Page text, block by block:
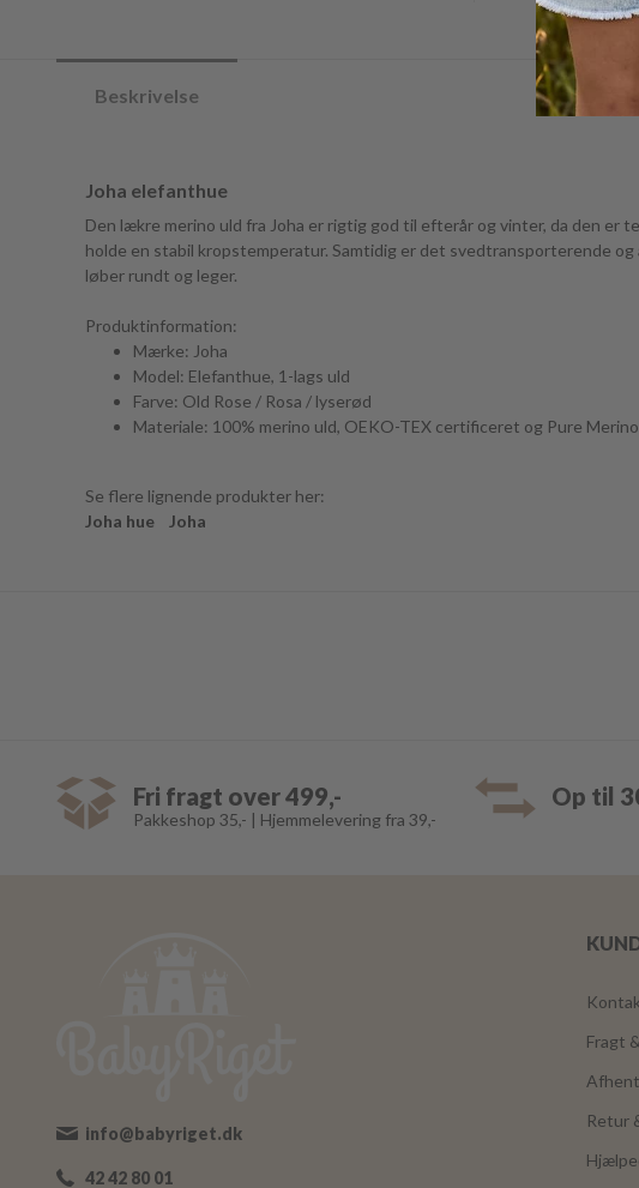
Beskrivelse
Joha elefanthue
Den lækre merino uld fra Joha er rigtig god til efterår og vinter, da den
holde en stabil kropstemperatur. Samtidig er det svedtransporterende
løber rundt og leger.
Produktinformation:
Mærke: Joha
Model: Elefanthue, 1-lags uld
Farve: Old Rose / Rosa / lyserød
Materiale: 100% merino uld, OEKO-TEX certificeret og Pure
Se flere lignende produkter her:
Joha hue
Joha
Fri fragt over 499,-
Pakkeshop 35,- | Hjemmelevering fra 39,-
Op til
info@babyriget.dk
42 42 80 01
Fragt
Retur